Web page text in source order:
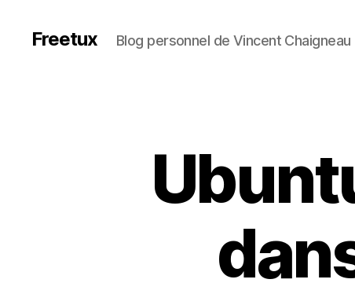
Freetux Blog personnel de Vincent Chaigneau